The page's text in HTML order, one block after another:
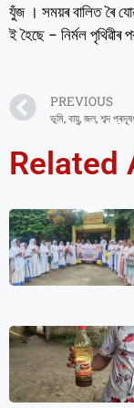
যুঁজ । সময়ৰ বালিত ৰৈ
ই হৈছে – নিৰ্মল
PREVIOUS
ভূমি, বায়ু, জল, শব্দ
Related